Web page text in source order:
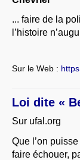
... faire de la
l’histoire
Sur le Web :
Loi dite «
Sur ufal.org
Que l’on
faire échouer,